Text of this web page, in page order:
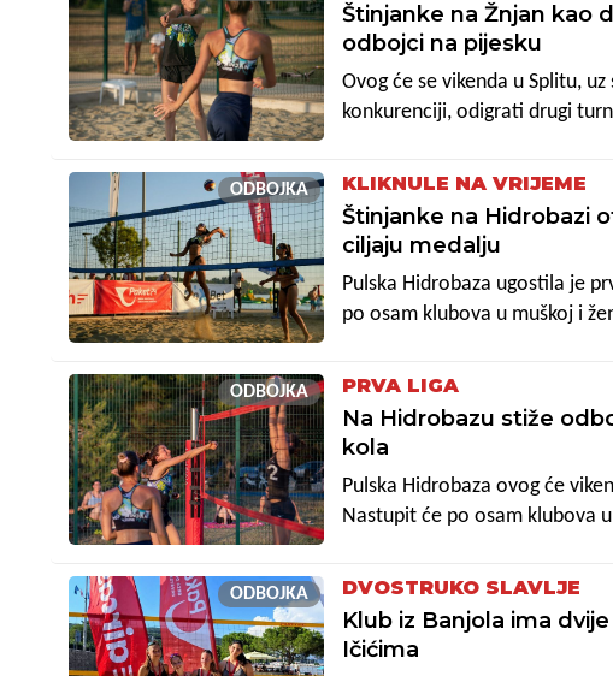
Štinjanke na Žnjan kao
odbojci na pijesku
Ovog će se vikenda u Splitu,
konkurenciji, odigrati drugi
"pjeskašice" Štinjana, koje su
pulskoj Hidrobazi upisale tri
drugoplasirane s bodom
ODBOJKA KLIKNULE NA VRIJEME
Štinjanke na Hidrobazi
ciljaju medalju
Pulska Hidrobaza ugostila je
po osam klubova u muškoj i
"pokeru" najuspješnijim su se
domaći turnir sa sedam
splitskim Žnjanom, a dva
dok je Ana Šverko ostvarila
Dajanom Pavlović.
ODBOJKA PRVA LIGA
Na Hidrobazu stiže
kola
Pulska Hidrobaza ovog će
Nastupit će po osam klubova
srpnja odigrati naredna četiri
će se, 15. i 16. kolovoza,
će odbojka i ovog ljeta imati
ODBOJKA DVOSTRUKO SLAVLJE
Klub iz Banjola ima
Ičićima